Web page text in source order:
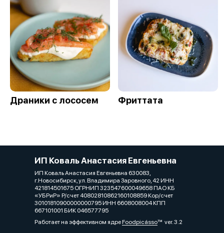
Драники с лососем Фриттата
ИП Коваль Анастасия Евгеньевна
ИП Коваль Анастасия Евгеньевна 630083,
г.Новосибирск, ул. Владимира Заровного, 42 ИНН
421814501675 ОГРНИП 323547600049658 ПАО КБ
«УБРиР» Р/счет 40802810862160108859 Кор/счет
30101810900000000795 ИНН 6608008004 КПП
667101001 БИК 046577795
Работает на эффективном ядреFoodpicássover. 3.2